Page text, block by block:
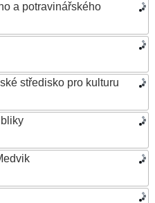
a potravinářského
středisko pro kulturu